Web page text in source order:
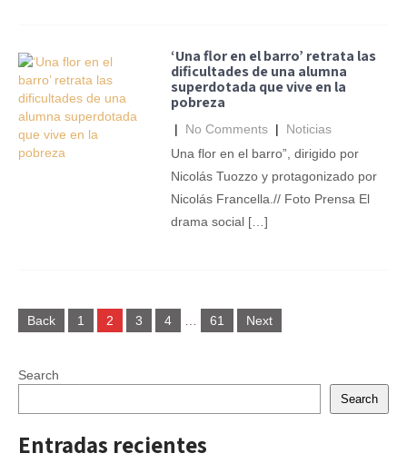
‘Una flor en el barro’ retrata las
dificultades de una alumna
superdotada que vive en la
pobreza
| No Comments | Noticias
Una flor en el barro”, dirigido por
Nicolás Tuozzo y protagonizado por
Nicolás Francella.// Foto Prensa El
drama social […]
Posts
navigation
Back 1 2 3 4 61 Next
Search
Search
Entradas recientes